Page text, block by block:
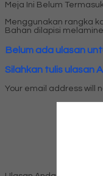
Meja Ini Belum
Menggunakan rangka
Bahan dilapisi
Belum ada ulasan
Silahkan tulis ulasan
Your email address will